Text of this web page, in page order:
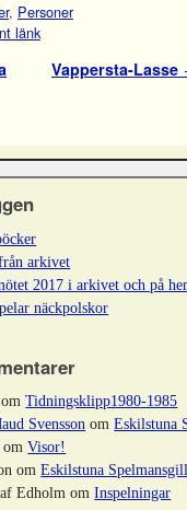
, Personer
länk
Vappersta-Lasse
arkivet
2017 i arkivet och på
näckpolskor
omTidningsklipp1980-1985
Svensson omEskilstuna
omVisor!
omEskilstuna
Edholm omInspelningar